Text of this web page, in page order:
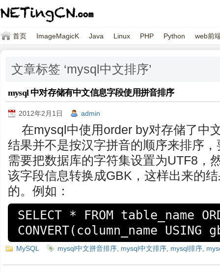
首页 ImageMagicK Java Linux PHP Python web前
文章标签 ‘mysql中文排序’
mysql 中对存储有中文信息字段使用拼音排序
2012年2月1日 admin
在mysql中使用order by对存储了中
结果并不是按汉字拼音的顺序来排序
需要把数据库的字符集设置为UTF8，
该字段信息转换成GBK，这样出来的
的。例如：
SELECT * FROM table_name
CONVERT(column_name USING
MySQL mysql中文拼音排序 mysql中文排序 mysql排序